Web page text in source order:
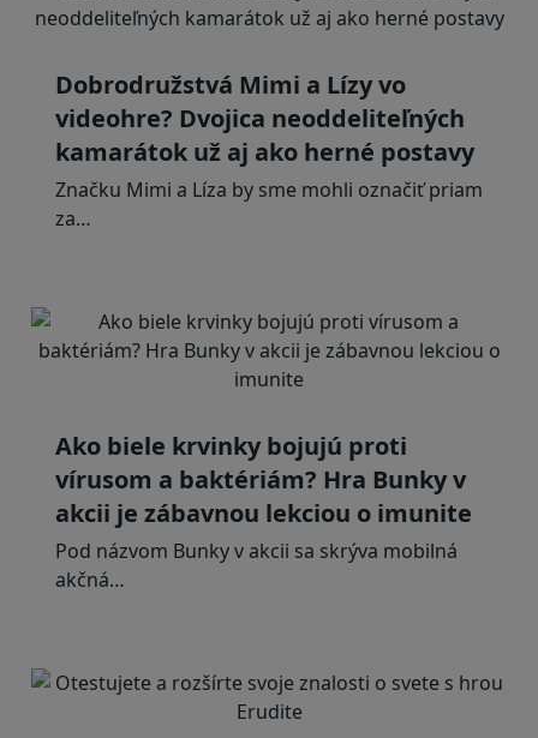
Dobrodružstvá Mimi a Lízy vo
videohre? Dvojica neoddeliteľných
kamarátok už aj ako herné postavy
Značku Mimi a Líza by sme mohli označiť priam
za…
Ako biele krvinky bojujú proti
vírusom a baktériám? Hra Bunky v
akcii je zábavnou lekciou o imunite
Pod názvom Bunky v akcii sa skrýva mobilná
akčná…